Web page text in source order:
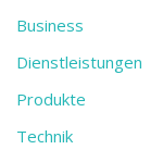
Business
Dienstleistungen
Produkte
Technik